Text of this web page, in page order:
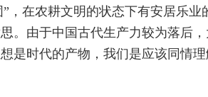
”，在农耕文明的状态下有安居乐业
。由于中国古代生产力较为落后
是时代的产物，我们是应该同情理